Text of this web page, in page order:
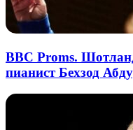
BBC Proms.
пианист Бехзод